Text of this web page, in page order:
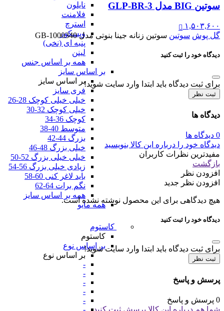
نایلون
فلامنت
استرچ
ویسکوز
پنبه ای (نخی)
لینن
همه بر اساس جنس
بر اساس سایز
بر اساس سایز
فری سایز
خیلی خیلی کوچک 28-26
خیلی کوچک 32-30
کوچک 36-34
متوسط 40-38
بزرگ 44-42
خیلی بزرگ 48-46
خیلی خیلی بزرگ 52-50
زیادی خیلی بزرگ 56-54
باید لاغر کنی 60-58
نگم برات 64-62
همه بر اساس سایز
همه مایو
کاستوم
کاستوم
بر اساس نوع
بر اساس نوع
-
-
-
-
-
-
سوتین BIG مدل GLP-BR-3
۱,۵۰۳,۶۰۰
گل پوش سوتین سوتین زنانه جینا بنوتی مدل GB-1000340
دیدگاه خود را ثبت کنید
برای ثبت دیدگاه باید ابتدا وارد سایت شوید!
ثبت نظر
دیدگاه ها
0 دیدگاه ها
دیدگاه خود را درباره این کالا بنویسید
مفیدترین نظرات کاربران
بازگشت
افزودن نظر
افزودن نظر جدید
هیچ دیدگاهی برای این محصول نوشته نشده است.
دیدگاه خود را ثبت کنید
برای ثبت دیدگاه باید ابتدا وارد سایت شوید!
ثبت نظر
پرسش و پاسخ
0 پرسش و پاسخ
شما هم درباره این کالا پرسش ثبت کنید